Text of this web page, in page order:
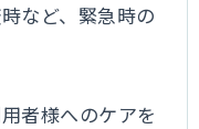
など、緊急時の
者様へのケアを